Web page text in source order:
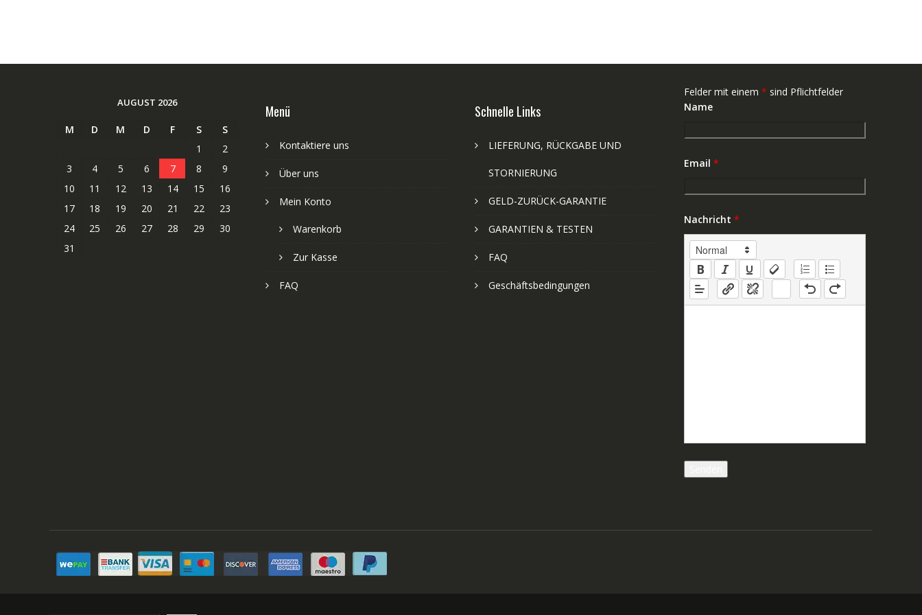
AUGUST 2026
M D M D F S
S
1
2
3
4 5 6 7 8
9
10
11 12 13 14 15
16
17
18 19 20 21 22
23
24
25 26 27 28 29
30
31
Menü
Kontaktiere uns
Über uns
Mein Konto
Warenkorb
Zur Kasse
FAQ
Schnelle Links
LIEFERUNG, RÜCKGABE UND
STORNIERUNG
GELD-ZURÜCK-GARANTIE
GARANTIEN & TESTEN
FAQ
Geschäftsbedingungen
Felder mit einem * sind Pflichtfelder
Name
Email *
Nachricht *